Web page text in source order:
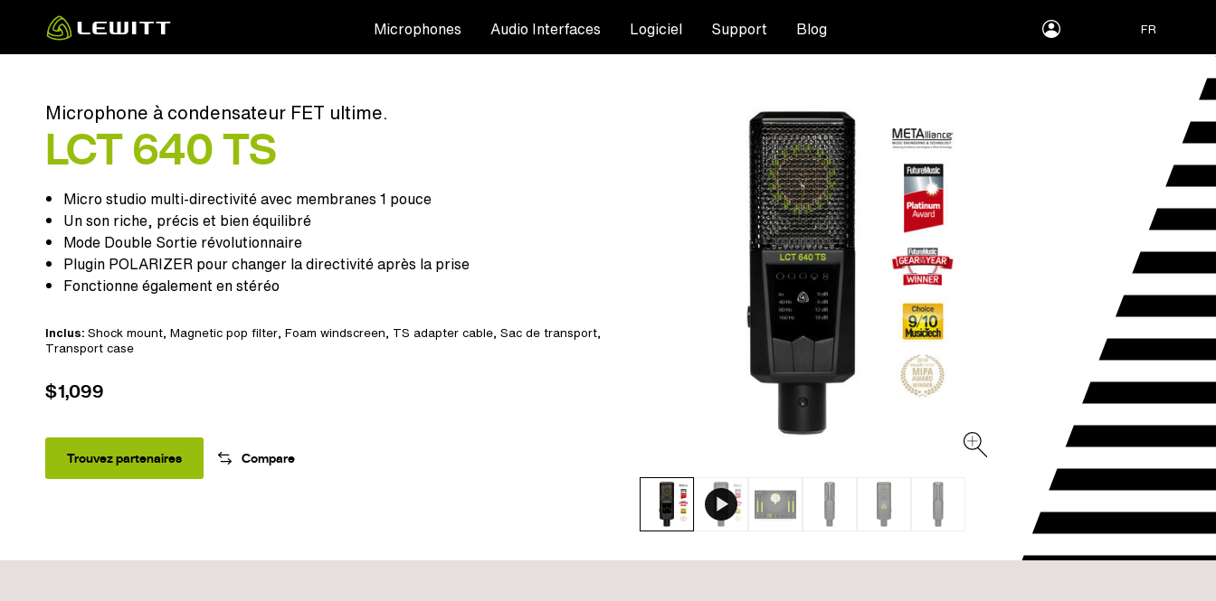
main
Microphones Audio Interfaces Logiciel Support Blog myLEWITT
Account
FR
Microphone à condensateur FET ultime.
LCT 640 TS
Micro studio multi-directivité avec membranes 1 pouce
Un son riche, précis et bien équilibré
Mode Double Sortie révolutionnaire
Plugin POLARIZER pour changer la directivité après la prise
Fonctionne également en stéréo
Inclus: Shock mount, Magnetic pop filter, Foam windscreen, TS adapter cable, Sac de transport,
Transport case
$1,099
Trouvez partenaires Compare